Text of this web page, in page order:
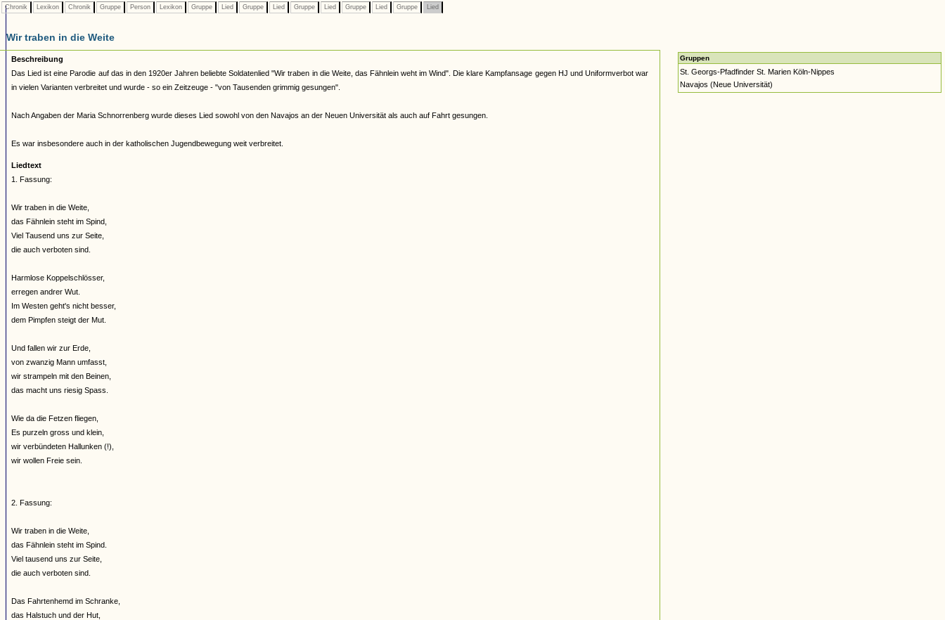
Chronik Lexikon Chronik Gruppe Person Lexikon Gruppe Lied Gruppe Lied Gruppe Lied Gruppe Lied Gruppe Lied
Wir traben in die Weite
Beschreibung
Das Lied ist eine Parodie auf das in den 1920er Jahren beliebte Soldatenlied "Wir traben in die Weite, das Fähnlein weht im Wind". Die klare Kampfansage gegen HJ und Uniformverbot war
in vielen Varianten verbreitet und wurde - so ein Zeitzeuge - "von Tausenden grimmig gesungen".
Nach Angaben der Maria Schnorrenberg wurde dieses Lied sowohl von den Navajos an der Neuen Universität als auch auf Fahrt gesungen.
Es war insbesondere auch in der katholischen Jugendbewegung weit verbreitet.
Liedtext
1. Fassung:
Wir traben in die Weite,
das Fähnlein steht im Spind,
Viel Tausend uns zur Seite,
die auch verboten sind.
Harmlose Koppelschlösser,
erregen andrer Wut.
Im Westen geht's nicht besser,
dem Pimpfen steigt der Mut.
Und fallen wir zur Erde,
von zwanzig Mann umfasst,
wir strampeln mit den Beinen,
das macht uns riesig Spass.
Wie da die Fetzen fliegen,
Es purzeln gross und klein,
wir verbündeten Hallunken (!),
wir wollen Freie sein.
2. Fassung:
Wir traben in die Weite,
das Fähnlein steht im Spind.
Viel tausend uns zur Seite,
die auch verboten sind.
Das Fahrtenhemd im Schranke,
das Halstuch und der Hut,
Gruppen
St. Georgs-Pfadfinder St. Marien Köln-Nippes
Navajos (Neue Universität)